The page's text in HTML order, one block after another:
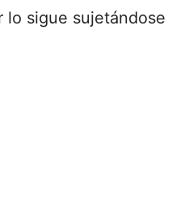
lo sigue sujetándose